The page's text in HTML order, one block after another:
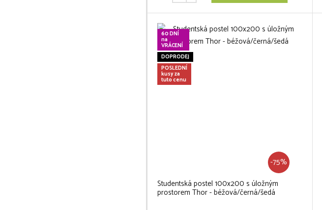
60 DNÍ
na
VRÁCENÍ
DOPRODEJ
POSLEDNÍ
kusy za
tuto cenu
-75%
Studentská postel 100x200 s úložným
prostorem Thor - béžová/černá/šedá